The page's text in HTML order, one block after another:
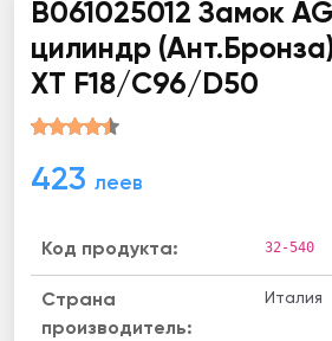
B061025012 Замок
цилиндр
XT F18/C96/D50
423 леев
Код продукта: 32-540
Страна
производитель:
Италия